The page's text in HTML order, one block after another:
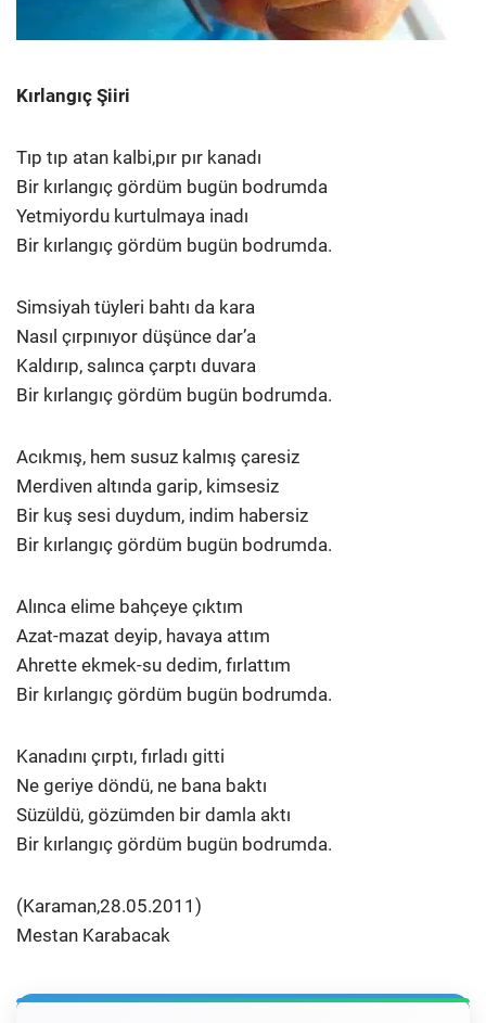
Kırlangıç Şiiri
Tıp tıp atan kalbi,pır pır kanadı
Bir kırlangıç gördüm bugün bodrumda
Yetmiyordu kurtulmaya inadı
Bir kırlangıç gördüm bugün bodrumda.
Simsiyah tüyleri bahtı da kara
Nasıl çırpınıyor düşünce dar’a
Kaldırıp, salınca çarptı duvara
Bir kırlangıç gördüm bugün bodrumda.
Acıkmış, hem susuz kalmış çaresiz
Merdiven altında garip, kimsesiz
Bir kuş sesi duydum, indim habersiz
Bir kırlangıç gördüm bugün bodrumda.
Alınca elime bahçeye çıktım
Azat-mazat deyip, havaya attım
Ahrette ekmek-su dedim, fırlattım
Bir kırlangıç gördüm bugün bodrumda.
Kanadını çırptı, fırladı gitti
Ne geriye döndü, ne bana baktı
Süzüldü, gözümden bir damla aktı
Bir kırlangıç gördüm bugün bodrumda.
(Karaman,28.05.2011)
Mestan Karabacak